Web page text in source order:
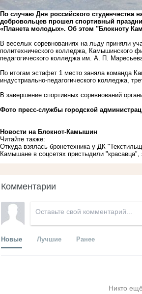
По случаю Дня российского студенчества
добровольцев прошел спортивный
«Планета молодых». Об этом "Блокноту
В веселых соревнованиях на льду приняли
политехнического колледжа, Камышинского
педагогического колледжа им. А. П.
По итогам эстафет 1 место заняла команда
индустриально-педагогического колледжа,
В завершение спортивных соревнований
Фото пресс-службы городской
Новости на Блoкнoт-Камышин
Читайте также:
Откуда взялась бронетехника у ДК
Камышане в соцсетях пристыдили "красавца",
Комментарии
Новые Лучшие Ранее
Никто